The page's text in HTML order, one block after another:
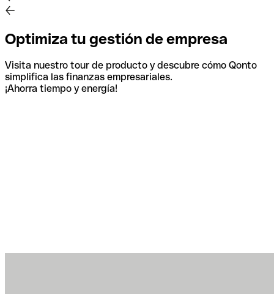
Optimiza tu gestión de empresa
Visita nuestro tour de producto y descubre cómo Qonto
simplifica las finanzas empresariales.
¡Ahorra tiempo y energía!